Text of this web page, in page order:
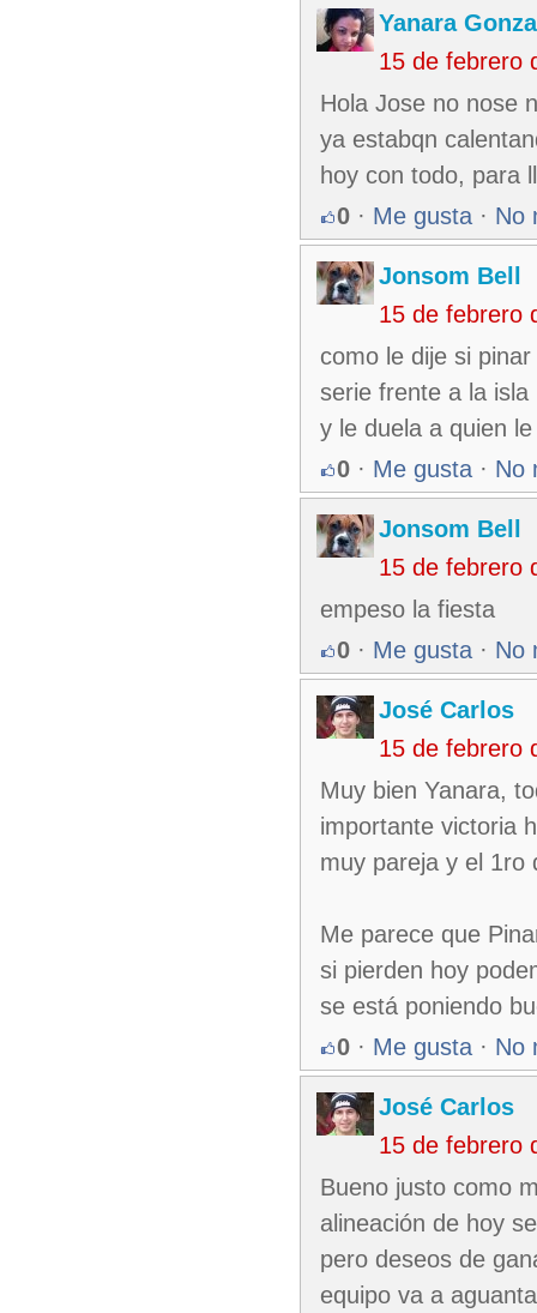
Yanara
15 de febrero
Hola Jose no nose
ya estabqn
hoy con todo, para
0 · Me gusta · No
Jonsom Bell
15 de febrero
como le dije si
serie frente a la
y le duela a quien
0 · Me gusta · No
Jonsom Bell
15 de febrero
empeso la fiesta
0 · Me gusta · No
José Carlos
15 de febrero
Muy bien Yanara,
importante victoria
muy pareja y el 1ro
Me parece que
si pierden hoy
se está poniendo
0 · Me gusta · No
José Carlos
15 de febrero
Bueno justo como
alineación de hoy
pero deseos de
equipo va a